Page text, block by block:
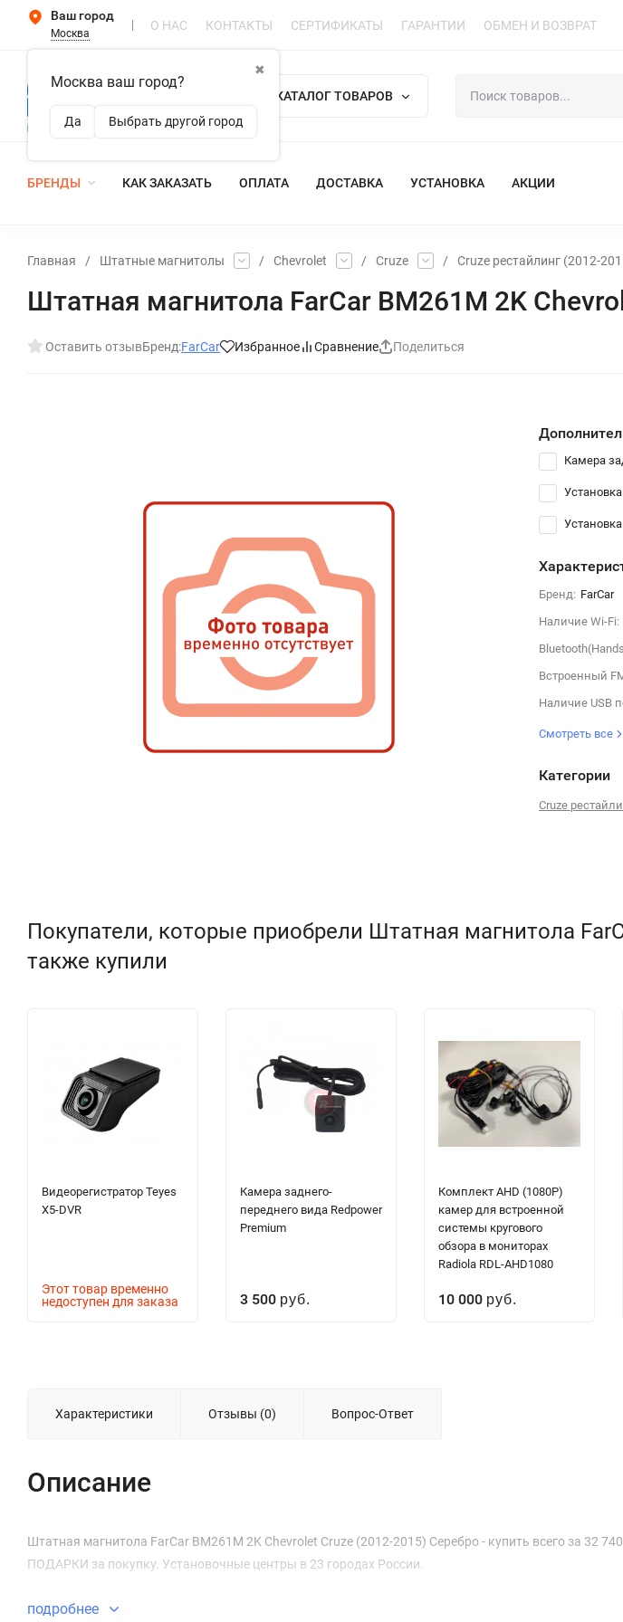
Ваш город
Москва
✖
Москва ваш город?
Да Выбрать другой город
О НАС КОНТАКТЫ СЕРТИФИКАТЫ ГАРАНТИИ ОБМЕН И ВОЗВРАТ
КАТАЛОГ ТОВАРОВ
БРЕНДЫ КАК ЗАКАЗАТЬ ОПЛАТА ДОСТАВКА УСТАНОВКА АКЦИИ
Главная / Штатные магнитолы / Chevrolet / Cruze / Cruze рестайлинг (2012-
Штатная магнитола FarCar BM261M 2K
Оставить отзывБренд:FarCar Избранное Сравнение Поделиться
Камера
Бренд: FarCar
Наличие Wi-Fi:
Встроенный
Наличие USB
Смотреть все
Категории
Cruze
Покупатели, которые приобрели Штатная магнитола
также купили
Видеорегистратор Teyes
X5-DVR
Этот товар временно
недоступен для заказа
Камера заднего-
переднего вида Redpower
Premium
3 500 руб.
Комплект AHD (1080P)
камер для встроенной
системы кругового
обзора в мониторах
Radiola RDL-AHD1080
10 000 руб.
Характеристики Отзывы (0) Вопрос-Ответ
Описание
Штатная магнитола FarCar BM261M 2K Chevrolet Cruze (2012-2015) Серебро - купить всего за 32
ПОДАРКИ за покупку. Установочные центры в 23 городах России.
подробнее